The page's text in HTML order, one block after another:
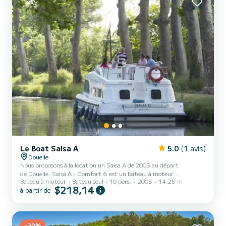
Le Boat Salsa A 5.0 (1 avis)
Douelle
Nous proposons à la location un Salsa A de 2005 au départ
de Douelle. Salsa A - Comfort 6 est un bateau à moteur
parfaitement adapté à la location. Ce bateau à moteur est très
agréable à manœuvrer pour une croisière d'une semaine ou plus. Le
mètres, il sera votre meilleur allié pour passer des vacances
Bateau à moteur Bateau seul 10 pers. 2005 14.25 m
à partir de $218,14